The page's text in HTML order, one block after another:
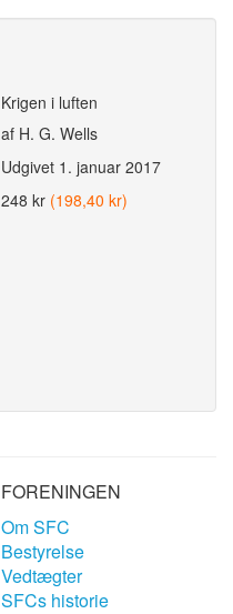
Krigen i luften
af H. G. Wells
Udgivet 1. januar 2017
248 kr (198,40 kr)
FORENINGEN
Om SFC
Bestyrelse
Vedtægter
SFCs historie